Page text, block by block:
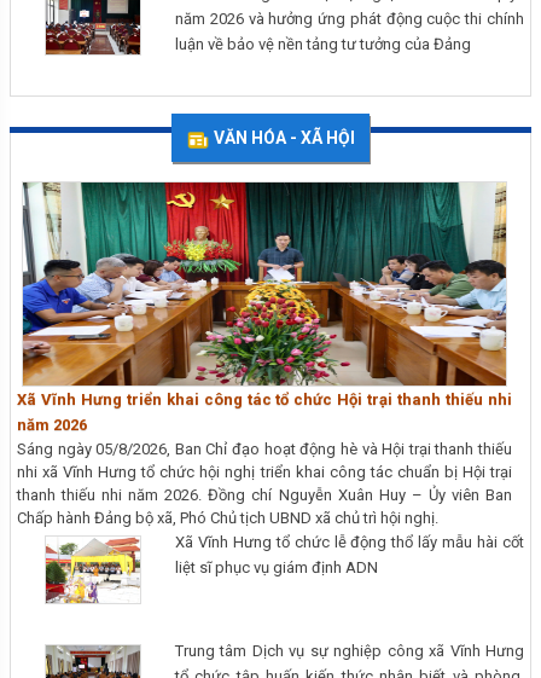
năm 2026 và hưởng ứng phát động cuộc thi chính
luận về bảo vệ nền tảng tư tưởng của Đảng
VĂN HÓA - XÃ HỘI
Xã Vĩnh Hưng triển khai công tác tổ chức Hội trại thanh thiếu nhi
năm 2026
Sáng ngày 05/8/2026, Ban Chỉ đạo hoạt động hè và Hội trại thanh thiếu
nhi xã Vĩnh Hưng tổ chức hội nghị triển khai công tác chuẩn bị Hội trại
thanh thiếu nhi năm 2026. Đồng chí Nguyễn Xuân Huy – Ủy viên Ban
Chấp hành Đảng bộ xã, Phó Chủ tịch UBND xã chủ trì hội nghị.
Xã Vĩnh Hưng tổ chức lễ động thổ lấy mẫu hài cốt
liệt sĩ phục vụ giám định ADN
Trung tâm Dịch vụ sự nghiệp công xã Vĩnh Hưng